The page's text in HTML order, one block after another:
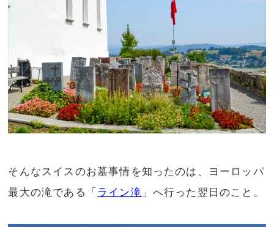
そんなスイスのお墓事情を知ったのは、ヨーロッパ
最大の滝である「 ライン滝 」へ行った翌日のこと。